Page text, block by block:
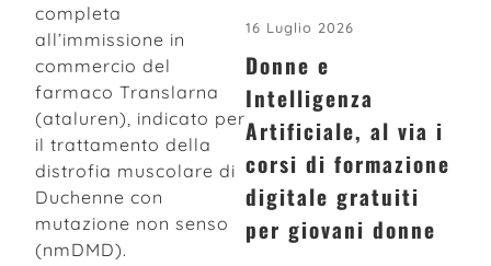
completa
all’immissione in
commercio del
farmaco Translarna
(ataluren), indicato per
il trattamento della
distrofia muscolare di
Duchenne con
mutazione non senso
(nmDMD).
16 Luglio 2026
Donne e
Intelligenza
Artificiale, al via i
corsi di formazione
digitale gratuiti
per giovani donne